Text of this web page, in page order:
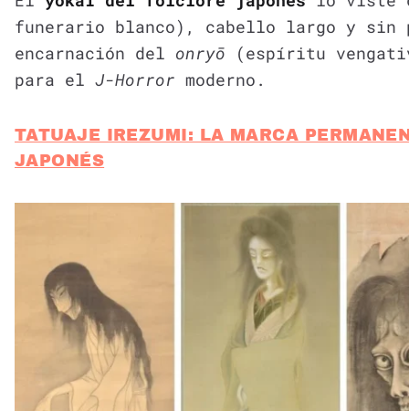
funerario blanco), cabello largo y sin
encarnación del onryō (espíritu
para el J-Horror moderno.
TATUAJE IREZUMI: LA MARCA
JAPONÉS